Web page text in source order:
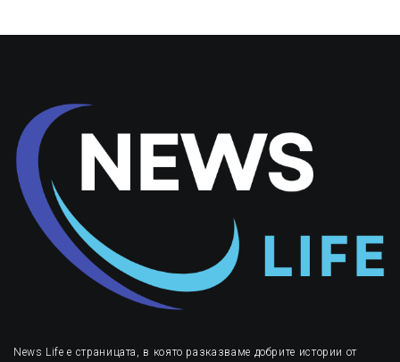
News Life е страницата, в която разказваме добрите истории от